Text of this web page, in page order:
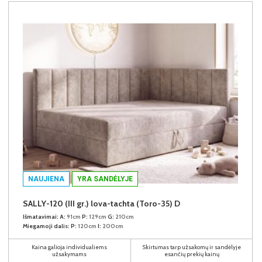
NAUJIENA YRA SANDĖLYJE
SALLY-120 (III gr.) lova-tachta (Toro-35) D
Išmatavimai: A: 91cm P: 129cm G: 210cm
Miegamoji dalis: P: 120cm I: 200cm
Kaina galioja individualiems
užsakymams
Skirtumas tarp užsakomų ir sandėlyje
esančių prekių kainų